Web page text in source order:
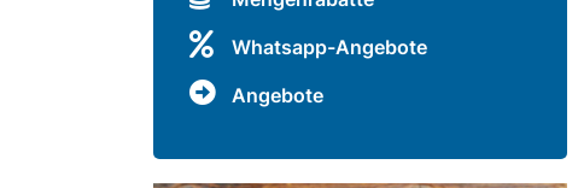
Whatsapp-Angebote
Angebote